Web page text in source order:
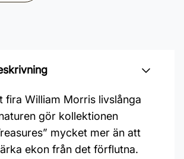
fira William Morris livslånga
gör kollektionen
mycket mer än att
ekon från det förflutna.